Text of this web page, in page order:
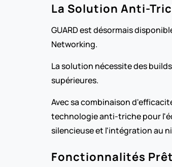
La Solution Anti-
GUARD est désormais
Networking.
La solution nécessite des
supérieures.
Avec sa combinaison
technologie anti-triche pour
silencieuse et l'intégration au
Fonctionnalités